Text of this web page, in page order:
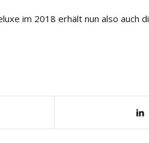
im 2018 erhält nun also auch